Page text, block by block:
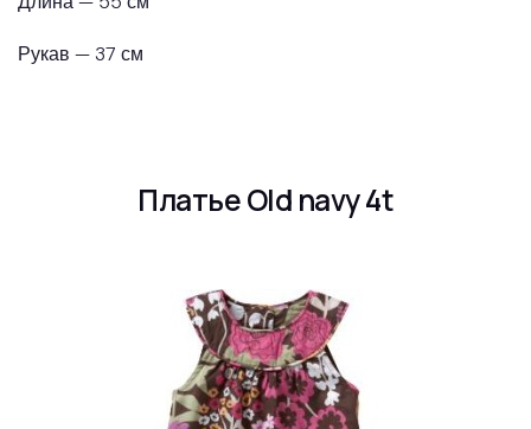
Рукав — 37 см
Платье Old navy 4t